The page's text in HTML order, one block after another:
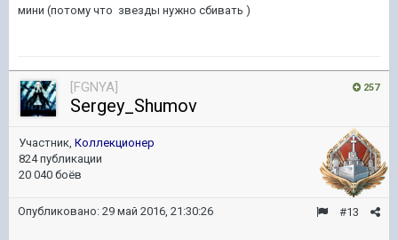
мини (потому что звезды нужно сбивать )
257
[FGNYA]
Sergey_Shumov
Участник, Коллекционер
824 публикации
20 040 боёв
#13
Опубликовано: 29 май 2016, 21:30:26